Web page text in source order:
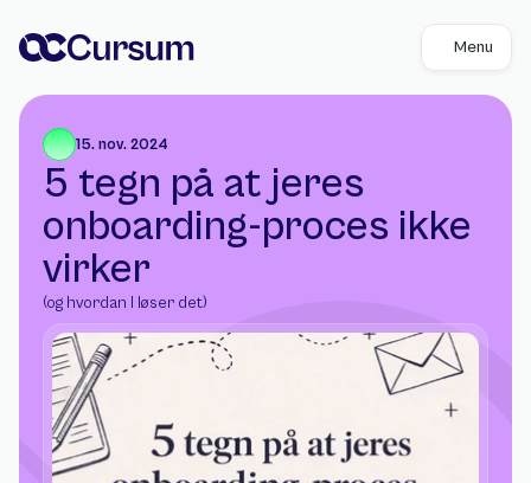
15. nov. 2024
5 tegn på at jeres
onboarding-proces ikke
virker
(og hvordan I løser det)
Menu